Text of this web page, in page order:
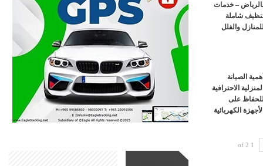
– خدمات
شاملة
للمنازل والفلل
أهمية الصيانة
المنزلية الاحترافية
للحفاظ على
الأجهزة الكهربائية
1 of 2